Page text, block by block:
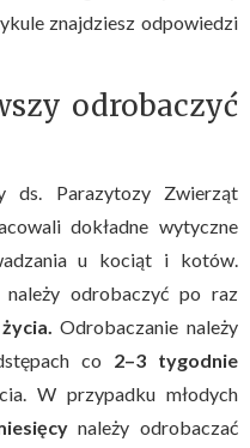
znajdziesz odpowiedzi
odrobaczyć
ds. Parazytozy Zwierząt
dokładne wytyczne
u kociąt i kotów.
odrobaczyć po raz
Odrobaczanie należy
co 2–3 tygodnie
W przypadku młodych
należy odrobaczać